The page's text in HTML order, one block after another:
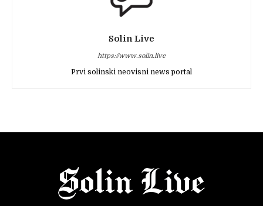
Solin Live
https://www.solin.live
Prvi solinski neovisni news portal